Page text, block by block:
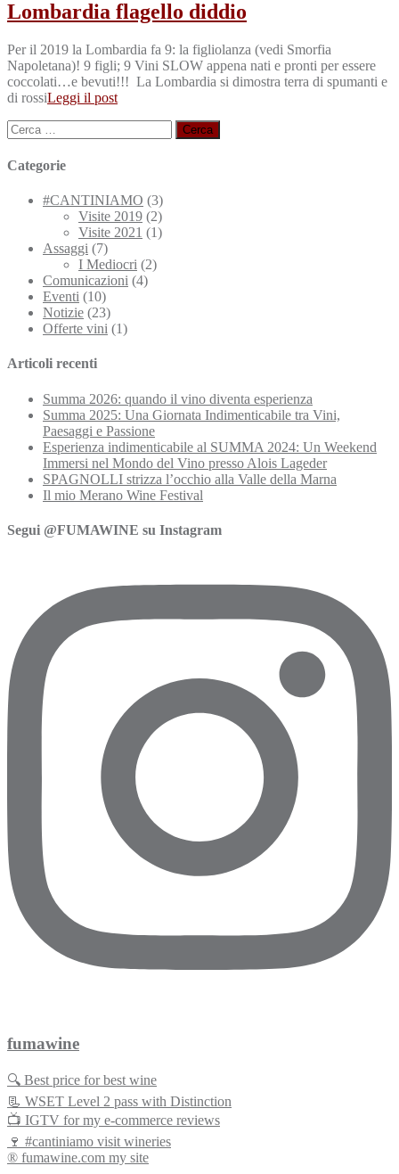
Lombardia flagello diddio
Per il 2019 la Lombardia fa 9: la figliolanza (vedi Smorfia
Napoletana)! 9 figli; 9 Vini SLOW appena nati e pronti per essere
coccolati…e bevuti!!! La Lombardia si dimostra terra di spumanti e
di rossiLeggi il post
Ricerca
per:
Categorie
#CANTINIAMO (3)
Visite 2019 (2)
Visite 2021 (1)
Assaggi (7)
I Mediocri (2)
Comunicazioni (4)
Eventi (10)
Notizie (23)
Offerte vini (1)
Articoli recenti
Summa 2026: quando il vino diventa esperienza
Summa 2025: Una Giornata Indimenticabile tra Vini,
Paesaggi e Passione
Esperienza indimenticabile al SUMMA 2024: Un Weekend
Immersi nel Mondo del Vino presso Alois Lageder
SPAGNOLLI strizza l’occhio alla Valle della Marna
Il mio Merano Wine Festival
Segui @FUMAWINE su Instagram
fumawine
🔍 Best price for best wine
📃 WSET Level 2 pass with Distinction
📺 IGTV for my e-commerce reviews
🍷 #cantiniamo visit wineries
® fumawine.com my site